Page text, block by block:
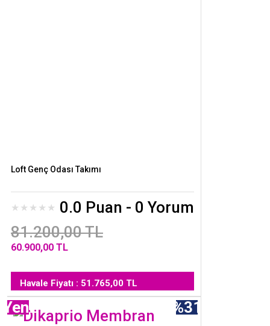
Loft Genç Odası Takımı
0.0 Puan - 0 Yorum
81.200,00 TL
60.900,00 TL
Havale Fiyatı : 51.765,00 TL
%31
Yeni